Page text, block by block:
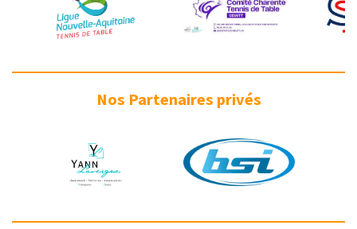
Nos Partenaires privés